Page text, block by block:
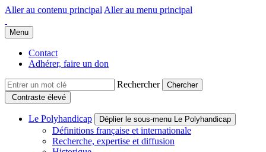
Aller au contenu principal Aller au menu principal
Groupe Polyhandicap France
Faire connaître et reconnaître les personnes polyhandicapées dans
Menu
Contact
Adhérer, faire un don
Rechercher
Contraste élevé
Le Polyhandicap Déplier le sous-menu Le Polyhandicap
Définitions française et internationale
Recherche, expertise et diffusion